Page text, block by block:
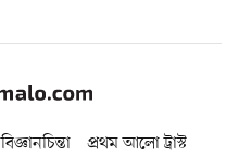
বিজ্ঞানচিন্তা
প্রথম আলো ট্রাস্ট